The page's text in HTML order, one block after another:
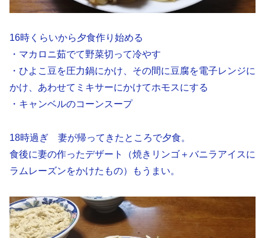
16時くらいから夕食作り始める
・マカロニ茹でて野菜切って冷やす
・ひよこ豆を圧力鍋にかけ、その間に豆腐を電子レンジに
かけ、あわせてミキサーにかけてホモスにする
・キャンベルのコーンスープ
18時過ぎ 妻が帰ってきたところで夕食。
食後に妻の作ったデザート（焼きリンゴ＋バニラアイスに
ラムレーズンをかけたもの）もうまい。